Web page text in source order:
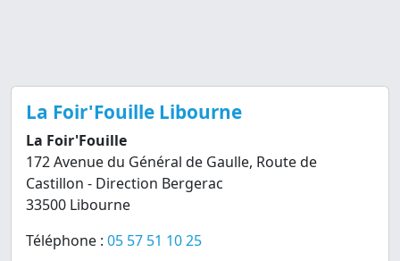
La Foir'Fouille Libourne
La Foir'Fouille
172 Avenue du Général de Gaulle, Route de
Castillon - Direction Bergerac
33500 Libourne
Téléphone : 05 57 51 10 25